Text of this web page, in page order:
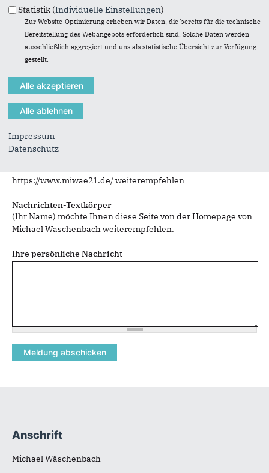
Senden an*
Sie können mehrere Empfänger mit Komma getrennt eingeben.
Sie leiten den folgenden Inhalt weiter
https://www.miwae21.de/ weiterempfehlen
Nachrichten-Textkörper
(Ihr Name) möchte Ihnen diese Seite von der Homepage von
Michael Wäschenbach weiterempfehlen.
Ihre persönliche Nachricht
Fußbereich
Anschrift
Michael Wäschenbach
Statistik (Individuelle Einstellungen)
Zur Website-Optimierung erheben wir Daten, die bereits für die technische
Bereitstellung des Webangebots erforderlich sind. Solche Daten werden
ausschließlich aggregiert und uns als statistische Übersicht zur Verfügung
gestellt.
Impressum
Datenschutz